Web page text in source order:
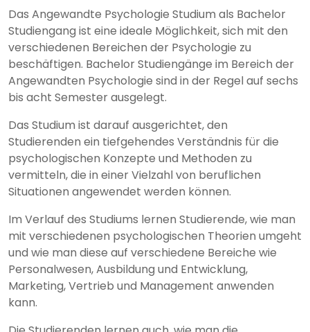
Das Angewandte Psychologie Studium als Bachelor
Studiengang ist eine ideale Möglichkeit, sich mit den
verschiedenen Bereichen der Psychologie zu
beschäftigen. Bachelor Studiengänge im Bereich der
Angewandten Psychologie sind in der Regel auf sechs
bis acht Semester ausgelegt.
Das Studium ist darauf ausgerichtet, den
Studierenden ein tiefgehendes Verständnis für die
psychologischen Konzepte und Methoden zu
vermitteln, die in einer Vielzahl von beruflichen
Situationen angewendet werden können.
Im Verlauf des Studiums lernen Studierende, wie man
mit verschiedenen psychologischen Theorien umgeht
und wie man diese auf verschiedene Bereiche wie
Personalwesen, Ausbildung und Entwicklung,
Marketing, Vertrieb und Management anwenden
kann.